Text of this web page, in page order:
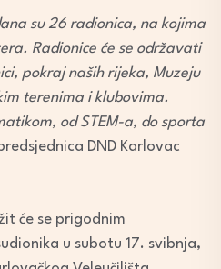
su 26 radionica, na kojima
Radionice će se održavati
pokraj naših rijeka, Muzeju
terenima i klubovima.
od STEM-a, do sporta
DND Karlovac
će se prigodnim
u subotu 17. svibnja,